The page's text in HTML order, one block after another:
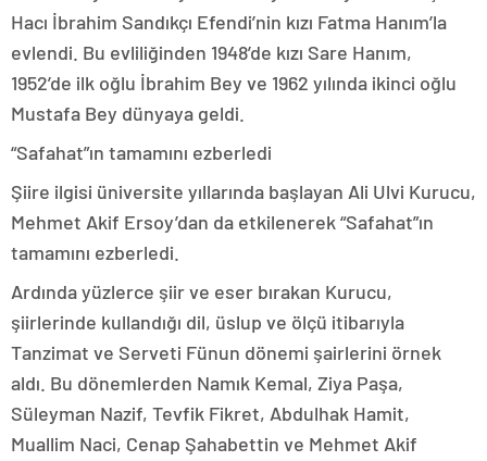
Hacı İbrahim Sandıkçı Efendi’nin kızı Fatma Hanım’la
evlendi. Bu evliliğinden 1948’de kızı Sare Hanım,
1952’de ilk oğlu İbrahim Bey ve 1962 yılında ikinci oğlu
Mustafa Bey dünyaya geldi.
“Safahat”ın tamamını ezberledi
Şiire ilgisi üniversite yıllarında başlayan Ali Ulvi Kurucu,
Mehmet Akif Ersoy’dan da etkilenerek “Safahat”ın
tamamını ezberledi.
Ardında yüzlerce şiir ve eser bırakan Kurucu,
şiirlerinde kullandığı dil, üslup ve ölçü itibarıyla
Tanzimat ve Serveti Fünun dönemi şairlerini örnek
aldı. Bu dönemlerden Namık Kemal, Ziya Paşa,
Süleyman Nazif, Tevfik Fikret, Abdulhak Hamit,
Muallim Naci, Cenap Şahabettin ve Mehmet Akif